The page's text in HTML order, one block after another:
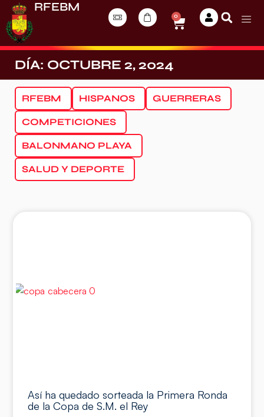
RFEBM
0
DÍA: OCTUBRE 2, 2024
RFEBM HISPANOS GUERRERAS
COMPETICIONES
BALONMANO PLAYA
SALUD Y DEPORTE
Así ha quedado sorteada la Primera Ronda
de la Copa de S.M. el Rey